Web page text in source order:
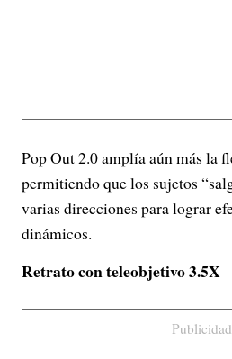
Pop Out 2.0 amplía aún más la
permitiendo que los sujetos
varias direcciones para lograr
dinámicos.
Retrato con teleobjetivo 3.5X
Publicidad